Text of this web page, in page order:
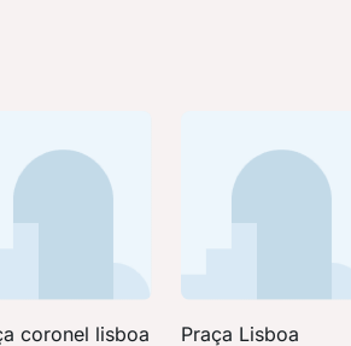
coronel lisboa Praça Lisboa